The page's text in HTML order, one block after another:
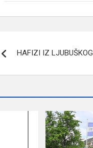
članaka
HAFIZI IZ LJUBUŠKOG